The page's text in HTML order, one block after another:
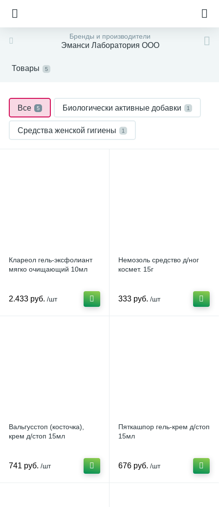
Бренды и производители
Эманси Лаборатория ООО
Товары 5
Все 5 Биологически активные добавки 1
Средства женской гигиены 1
Клареол гель-эксфолиант
мягко очищающий 10мл
2.433 руб. /шт
Немозоль средство д/ног
космет. 15г
333 руб. /шт
Вальгусстоп (косточка),
крем д/стоп 15мл
741 руб. /шт
Пяткашпор гель-крем д/стоп
15мл
676 руб. /шт